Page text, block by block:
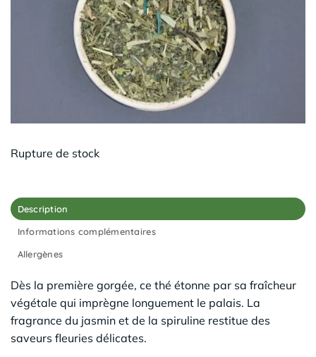
Rupture de stock
Description
Informations complémentaires
Allergènes
Dès la première gorgée, ce thé étonne par sa fraîcheur
végétale qui imprègne longuement le palais. La
fragrance du jasmin et de la spiruline restitue des
saveurs fleuries délicates.